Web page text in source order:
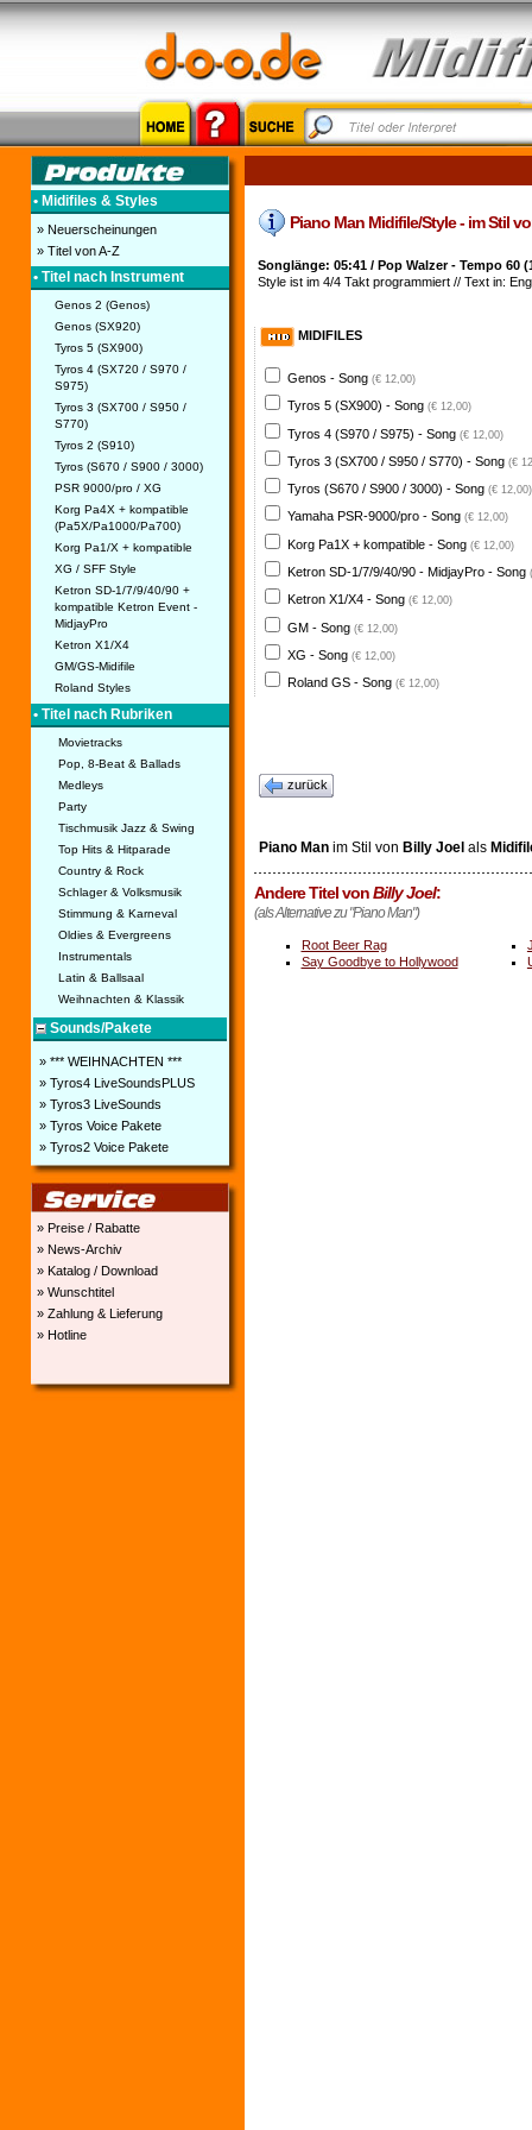
• Midifiles & Styles
» Neuerscheinungen
» Titel von A-Z
• Titel nach Instrument
Genos 2 (Genos)
Genos (SX920)
Tyros 5 (SX900)
Tyros 4 (SX720 / S970 /
S975)
Tyros 3 (SX700 / S950 /
S770)
Tyros 2 (S910)
Tyros (S670 / S900 / 3000)
PSR 9000/pro / XG
Korg Pa4X + kompatible
(Pa5X/Pa1000/Pa700)
Korg Pa1/X + kompatible
XG / SFF Style
Ketron SD-1/7/9/40/90 +
kompatible Ketron Event -
MidjayPro
Ketron X1/X4
GM/GS-Midifile
Roland Styles
• Titel nach Rubriken
Movietracks
Pop, 8-Beat & Ballads
Medleys
Party
Tischmusik Jazz & Swing
Top Hits & Hitparade
Country & Rock
Schlager & Volksmusik
Stimmung & Karneval
Oldies & Evergreens
Instrumentals
Latin & Ballsaal
Weihnachten & Klassik
Sounds/Pakete
» *** WEIHNACHTEN ***
» Tyros4 LiveSoundsPLUS
» Tyros3 LiveSounds
» Tyros Voice Pakete
» Tyros2 Voice Pakete
» Preise / Rabatte
» News-Archiv
» Katalog / Download
» Wunschtitel
» Zahlung & Lieferung
» Hotline
Piano Man Midifile/Style - im Stil
Songlänge: 05:41 / Pop Walzer - Tempo 60
Style ist im 4/4 Takt programmiert // Text in:
MIDIFILES
Genos - Song (€ 12,00)
Tyros 5 (SX900) - Song (€ 12,00)
Tyros 4 (S970 / S975) - Song (€ 12,00)
Tyros 3 (SX700 / S950 / S770) - Song (€
Tyros (S670 / S900 / 3000) - Song (€ 12,00)
Yamaha PSR-9000/pro - Song (€ 12,00)
Korg Pa1X + kompatible - Song (€ 12,00)
Ketron SD-1/7/9/40/90 - MidjayPro - Song
Ketron X1/X4 - Song (€ 12,00)
GM - Song (€ 12,00)
XG - Song (€ 12,00)
Roland GS - Song (€ 12,00)
zurück
Piano Manim Stil von Billy Joelals
Andere Titel vonBilly Joel:
(als Alternative zu "Piano Man")
Root Beer Rag
Say Goodbye to Hollywood